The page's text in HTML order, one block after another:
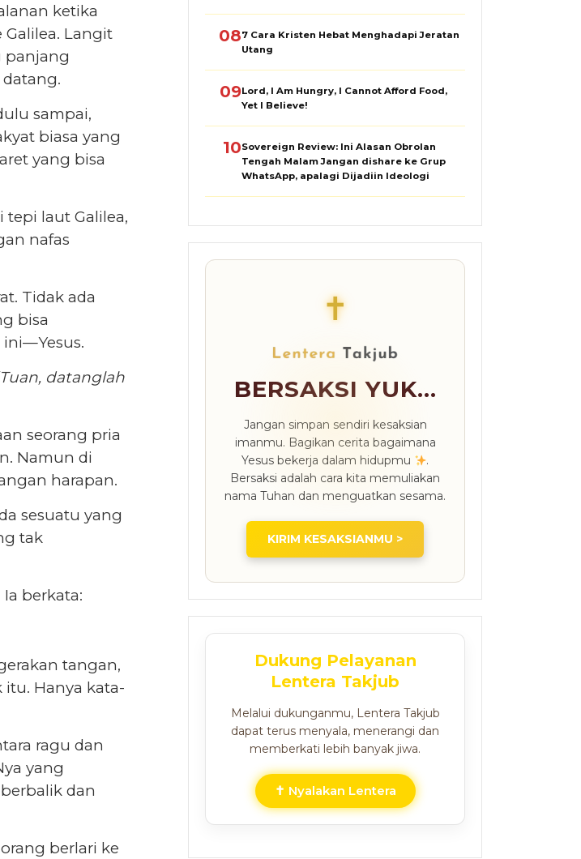
ketika
Langit
panjang
sampai,
biasa yang
yang bisa
tepi laut Galilea,
nafas
Tidak ada
bisa
datanglah
seorang pria
Namun di
harapan.
sesuatu yang
tak
berkata:
tangan,
Hanya kata-
ragu dan
yang
dan
berlari ke
087 Cara Kristen Hebat Menghadapi Jeratan
Utang
09Lord, I Am Hungry, I Cannot Afford Food,
Yet I Believe!
10Sovereign Review: Ini Alasan Obrolan
Tengah Malam Jangan dishare ke Grup
WhatsApp, apalagi Dijadiin Ideologi
✝
BERSAKSI YUK...
Jangan simpan sendiri kesaksian
imanmu. Bagikan cerita bagaimana
Yesus bekerja dalam hidupmu
.
Bersaksi adalah cara kita memuliakan
nama Tuhan dan menguatkan sesama.
KIRIM KESAKSIANMU >
Dukung Pelayanan
Lentera Takjub
Melalui dukunganmu, Lentera Takjub
dapat terus menyala, menerangi dan
memberkati lebih banyak jiwa.
✝ Nyalakan Lentera